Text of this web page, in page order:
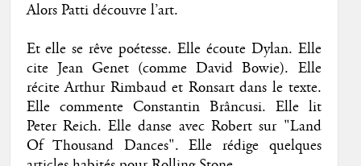
Alors Patti découvre l’art.
Et elle se rêve poétesse. Elle écoute Dylan. Elle
cite Jean Genet (comme David Bowie). Elle
récite Arthur Rimbaud et Ronsart dans le texte.
Elle commente Constantin Brâncusi. Elle lit
Peter Reich. Elle danse avec Robert sur "Land
Of Thousand Dances". Elle rédige quelques